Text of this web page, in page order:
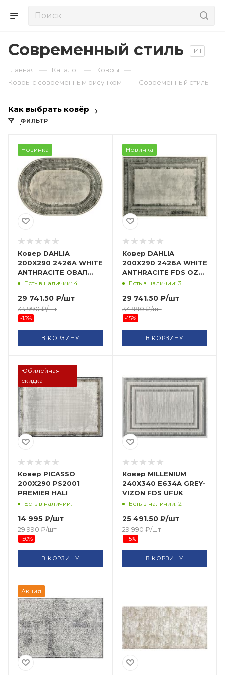
Современный стиль 141
Главная — Каталог — Ковры —
Ковры с современным рисунком — Современный стиль
Как выбрать ковёр
ФИЛЬТР
Новинка
Ковер DAHLIA
200X290 2426A WHITE
ANTHRACITE ОВАЛ
FDS OZ KAPLAN
Есть в наличии: 4
29 741.50 ₽/шт
34 990₽/шт
-15%
В КОРЗИНУ
Новинка
Ковер DAHLIA
200X290 2426A WHITE
ANTHRACITE FDS OZ
KAPLAN
Есть в наличии: 3
29 741.50₽/шт
34 990₽/шт
-15%
В КОРЗИНУ
Юбилейная
скидка
Ковер PICASSO
200X290 PS2001
PREMIER HALI
Есть в наличии: 1
14 995 ₽/шт
29 990₽/шт
-50%
В КОРЗИНУ
Ковер MILLENIUM
240X340 E634A GREY-
VIZON FDS UFUK
Есть в наличии: 2
25 491.50₽/шт
29 990₽/шт
-15%
В КОРЗИНУ
Акция